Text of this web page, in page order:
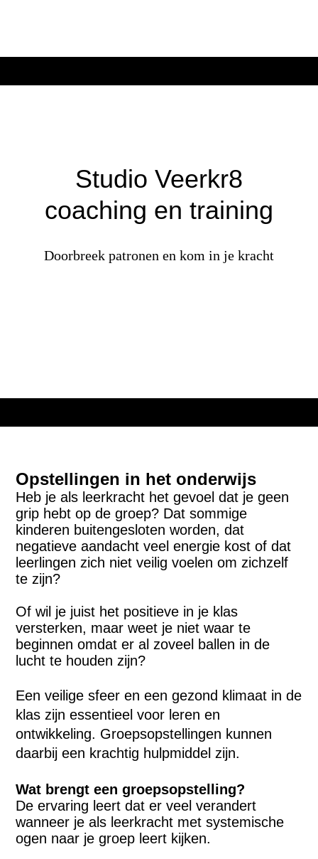
Studio Veerkr8
coaching en training
Doorbreek patronen en kom in je kracht
Opstellingen in het onderwijs
Heb je als leerkracht het gevoel dat je geen
grip hebt op de groep? Dat sommige
kinderen buitengesloten worden, dat
negatieve aandacht veel energie kost of dat
leerlingen zich niet veilig voelen om zichzelf
te zijn?
Of wil je juist het positieve in je klas
versterken, maar weet je niet waar te
beginnen omdat er al zoveel ballen in de
lucht te houden zijn?
Een veilige sfeer en een gezond klimaat in de
klas zijn essentieel voor leren en
ontwikkeling. Groepsopstellingen kunnen
daarbij een krachtig hulpmiddel zijn.
Wat brengt een groepsopstelling?
De ervaring leert dat er veel verandert
wanneer je als leerkracht met systemische
ogen naar je groep leert kijken.